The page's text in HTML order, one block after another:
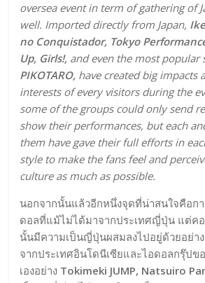
oversea event in term of gathering of
well. Imported directly from Japan,
no Conquistador, Tokyo
Up, Girls!, and even the most popular
PIKOTARO, have created big impacts
interests of every visitors during the
some of the groups could only send
show their performances, but each
them have gave their full efforts in
style to make the fans feel and
culture as much as possible.
นอกจากนั้นแล้วอีกหนึ่งจุดที่น่าสนใจคือกา
ดอลที่แม้ไม่ได้มาจากประเทศญี่ปุ่น แต่คอ
นั้นมีความเป็นญี่ปุ่นผสมลงไปอยู่ด้วยอย่าง
จากประเทศอินโดนีเซียและไอดอลกรุ๊ปข
เองอย่าง Tokimeki JUMP, Natsuiro